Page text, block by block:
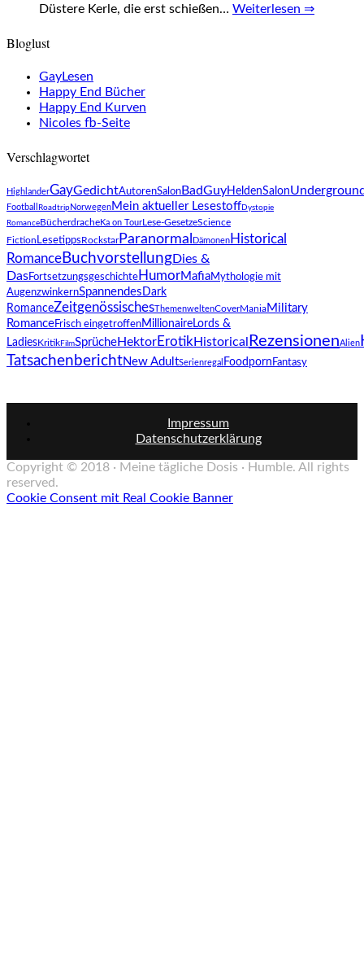
Düstere Kerle, die erst schießen… Weiterlesen ⇒
Bloglust
GayLesen
Happy End Bücher
Happy End Kurven
Nicoles fb-Seite
Verschlagwortet
HighlanderGayGedichtAutorenSalon BadGuyHeldenSalon
Football Roadtrip NorwegenMein aktueller Lesestoff Dystopie
Romance BücherdracheKa on TourLese-GesetzeScience
Fiction Lesetipps RockstarParanormal Dämonen Historical
RomanceBuchvorstellungDies &
DasFortsetzungsgeschichte HumorMafiaMythologie mit
AugenzwinkernSpannendes Dark
RomanceZeitgenössischesThemenweltenCoverManiaMilitary
RomanceFrisch eingetroffenMillionaireLords &
LadiesKritik FilmSprüche HektorErotik Historical RezensionenAlien
TatsachenberichtNew AdultSerienregal Foodporn Fantasy
Impressum
Datenschutzerklärung
Copyright © 2018 · Meine tägliche Dosis · Humble. All rights
reserved.
Cookie Consent mit Real Cookie Banner